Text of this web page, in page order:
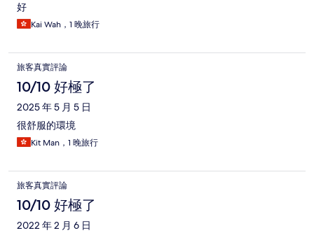
好
Kai Wah，1 晚旅行
旅客真實評論
10/10 好極了
2025 年 5 月 5 日
很舒服的環境
Kit Man，1 晚旅行
旅客真實評論
10/10 好極了
2022 年 2 月 6 日